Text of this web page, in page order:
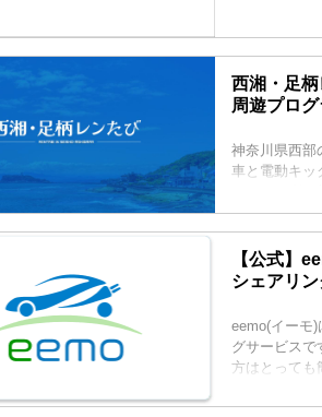
西湘・足
周遊プロ
神奈川県西部
車と電動キッ
優しく便利
周遊プログラ
【公式】
シェアリン
eemo(イーモ
グサービスで
方はとっても
ロ。eemoは
す。